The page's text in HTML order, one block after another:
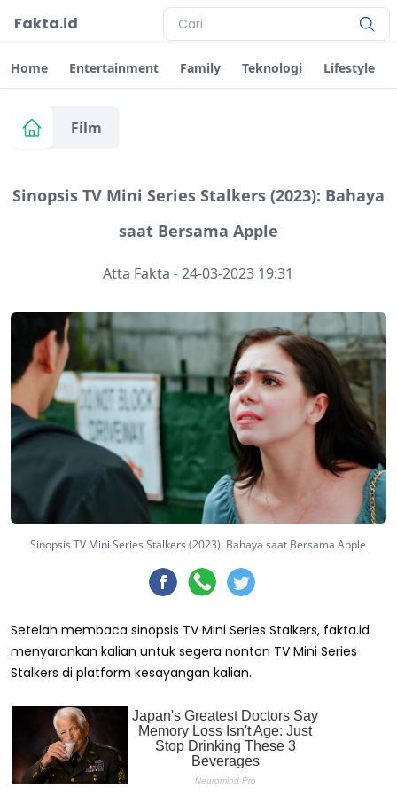
Fakta.id
Home Entertainment Family Teknologi Lifestyle
Film
Sinopsis TV Mini Series Stalkers (2023): Bahaya
saat Bersama Apple
Atta Fakta -24-03-2023 19:31
Sinopsis TV Mini Series Stalkers (2023): Bahaya saat Bersama Apple
Setelah membaca sinopsis TV Mini Series Stalkers, fakta.id
menyarankan kalian untuk segera nonton TV Mini Series
Stalkers di platform kesayangan kalian.